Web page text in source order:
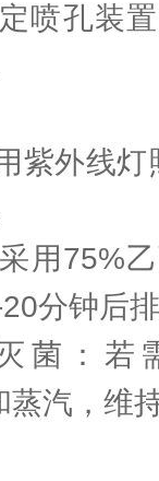
孔装置
外线灯
75%乙
分钟后
：若
汽，维